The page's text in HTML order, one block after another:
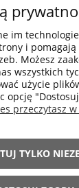
POMOC
KONTO
ARANŻACJE
im
i
Możesz
wszystkich
użycie
opcję
przeczytasz
TYLKO